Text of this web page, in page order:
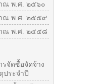
ณ พ.ศ. ๒๕๖๐
ณ พ.ศ. ๒๕๕๙
ณ พ.ศ. ๒๕๕๘
รจัดซื้อจัดจ้าง
ประจำปี